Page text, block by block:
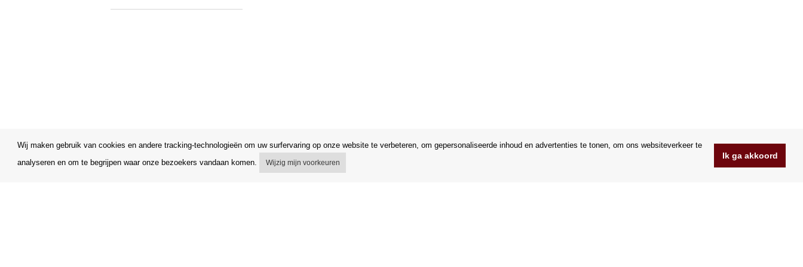
Wij maken gebruik van cookies en andere tracking-technologieën om uw surfervaring op onze website te verbeteren, om gepersonaliseerde inhoud en advertenties te tonen, om ons websiteverkeer te
analyseren en om te begrijpen waar onze bezoekers vandaan komen.
Wijzig mijn voorkeuren
Ik ga akkoord